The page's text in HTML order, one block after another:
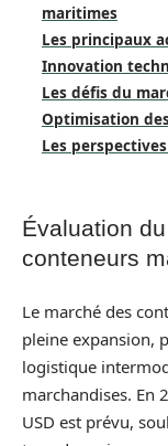
maritimes
Les principaux
Innovation
Les défis du
Optimisation
Les
Évaluation
conteneurs
Le marché des
pleine expansion,
logistique
marchandises. En
USD est prévu,